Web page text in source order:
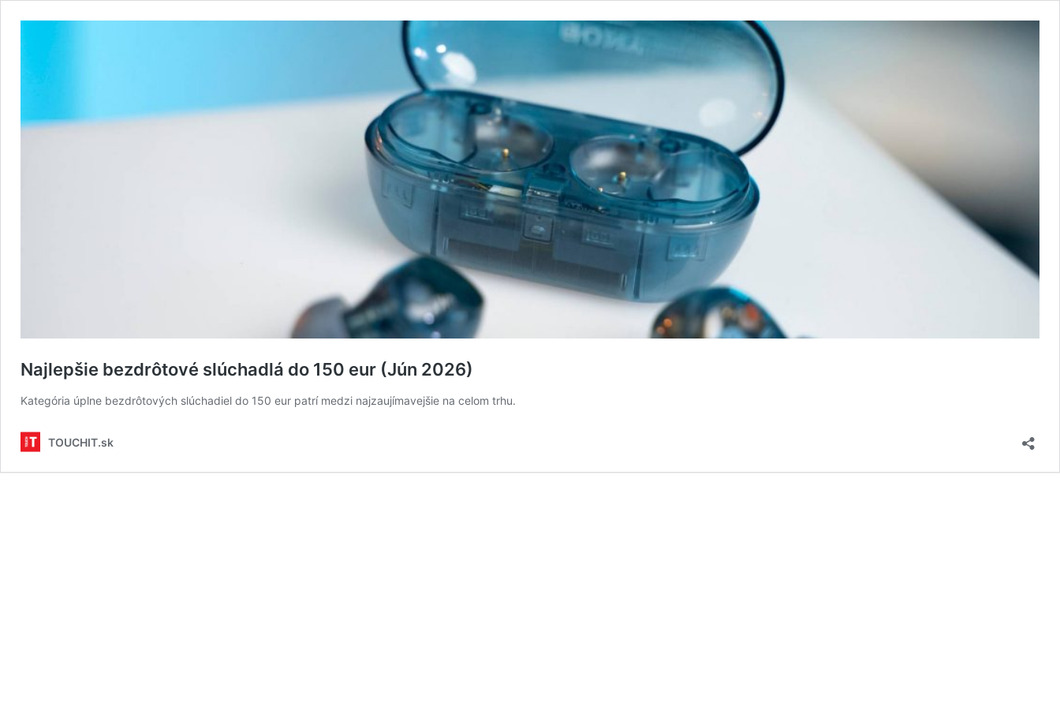
Najlepšie bezdrôtové slúchadlá do 150 eur (Jún 2026)
Kategória úplne bezdrôtových slúchadiel do 150 eur patrí medzi najzaujímavejšie na celom trhu.
TOUCHIT.sk